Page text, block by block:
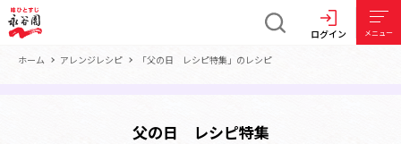
ログイン メニュー
ホーム アレンジレシピ 「父の日 レシピ特集」のレシピ
父の日 レシピ特集